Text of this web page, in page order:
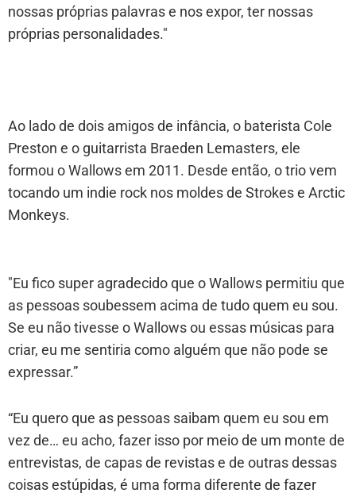
nossas próprias palavras e nos expor, ter nossas
próprias personalidades."
Ao lado de dois amigos de infância, o baterista Cole
Preston e o guitarrista Braeden Lemasters, ele
formou o Wallows em 2011. Desde então, o trio vem
tocando um indie rock nos moldes de Strokes e Arctic
Monkeys.
"Eu fico super agradecido que o Wallows permitiu que
as pessoas soubessem acima de tudo quem eu sou.
Se eu não tivesse o Wallows ou essas músicas para
criar, eu me sentiria como alguém que não pode se
expressar.”
“Eu quero que as pessoas saibam quem eu sou em
vez de… eu acho, fazer isso por meio de um monte de
entrevistas, de capas de revistas e de outras dessas
coisas estúpidas, é uma forma diferente de fazer